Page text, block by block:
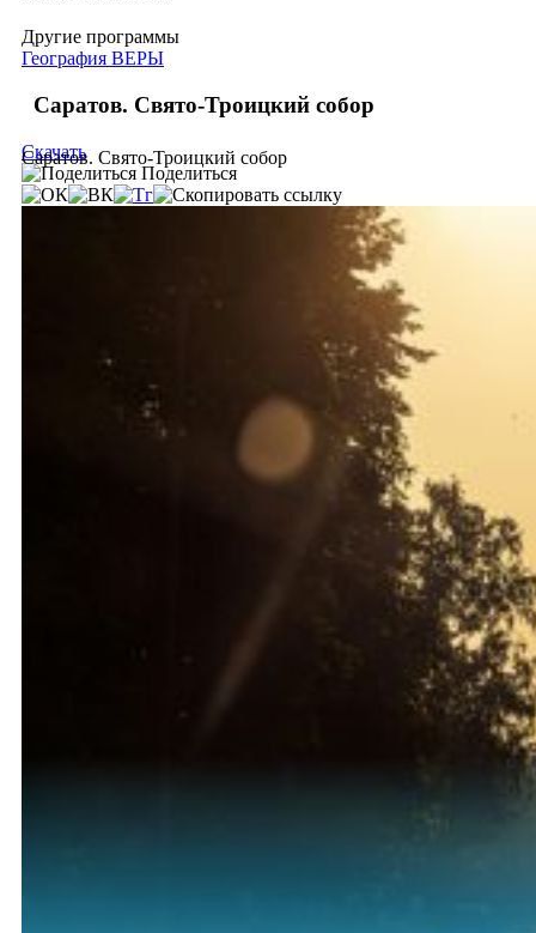
Другие программы
География ВЕРЫ
Саратов. Свято-Троицкий собор
Саратов. Свято-Троицкий собор
Скачать
Поделиться